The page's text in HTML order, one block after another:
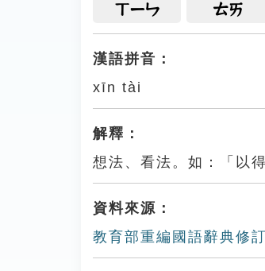
ㄒㄧㄣ ㄊㄞ
漢語拼音：
xīn tài
解釋：
想法、看法。如：「以
資料來源：
教育部重編國語辭典修